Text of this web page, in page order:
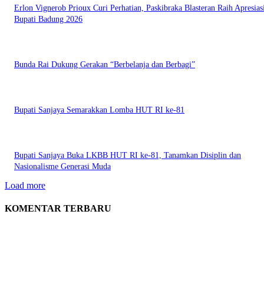
Erlon Vignerob Prioux Curi Perhatian, Paskibraka Blasteran Raih
Bupati Badung 2026
Bunda Rai Dukung Gerakan “Berbelanja dan Berbagi”
Bupati Sanjaya Semarakkan Lomba HUT RI ke-81
Bupati Sanjaya Buka LKBB HUT RI ke-81, Tanamkan Disiplin dan
Nasionalisme Generasi Muda
Load more
KOMENTAR TERBARU